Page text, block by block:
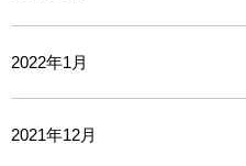
2022年1月
2021年12月